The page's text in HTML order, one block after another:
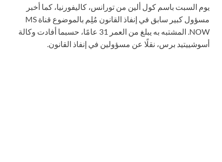
يوم السبت باسم كول ألين من تورانس، كاليفورنيا، كما أخبر
مسؤول كبير سابق في إنفاذ القانون مُلِم بالموضوع قناة MS
NOW. المشتبه به يبلغ من العمر 31 عامًا، حسبما أفادت وكالة
أسوشييتيد برس، نقلًا عن مسؤولين في إنفاذ القانون.